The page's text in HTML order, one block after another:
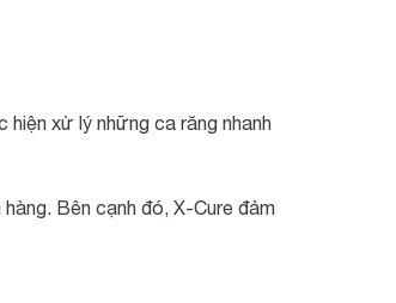
xử lý những ca răng nhanh
Bên cạnh đó, X-Cure đảm